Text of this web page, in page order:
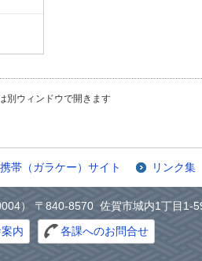
別ウィンドウで開きます
携帯（ガラケー）サイト リンク集
） 〒840-8570 佐賀市城内1丁目
内 各課へのお問合せ